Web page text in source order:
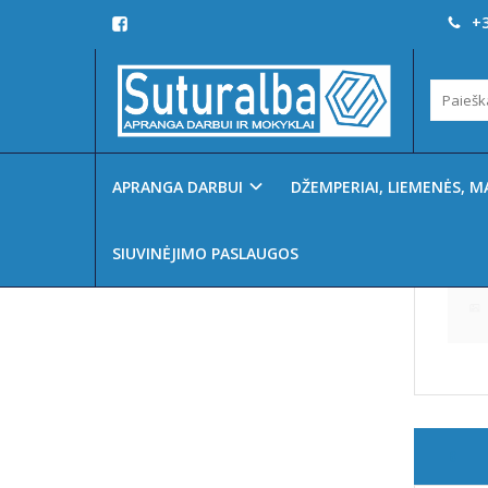
APRANGA DARBUI DŽEMPERIAI, LIEMENĖS,
SIUVINĖJIMO PASLAUGOS
Pagrindinis
0 - 9 B